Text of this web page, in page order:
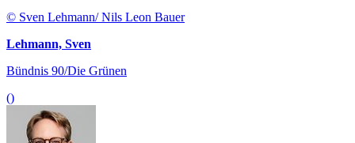
© Sven Lehmann/ Nils Leon Bauer
Lehmann, Sven
Bündnis 90/Die Grünen
()